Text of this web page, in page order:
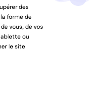
les nouveautés,
Qui
des
forme de
vous, de vos
ou
le site